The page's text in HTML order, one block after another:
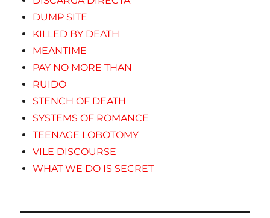
DUMP SITE
KILLED BY DEATH
MEANTIME
PAY NO MORE THAN
RUIDO
STENCH OF DEATH
SYSTEMS OF ROMANCE
TEENAGE LOBOTOMY
VILE DISCOURSE
WHAT WE DO IS SECRET